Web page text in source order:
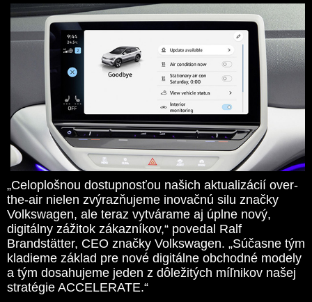
„Celoplošnou dostupnosťou našich aktualizácií over-
the-air nielen zvýrazňujeme inovačnú silu značky
Volkswagen, ale teraz vytvárame aj úplne nový,
digitálny zážitok zákazníkov,“ povedal Ralf
Brandstätter, CEO značky Volkswagen. „Súčasne tým
kladieme základ pre nové digitálne obchodné modely
a tým dosahujeme jeden z dôležitých míľnikov našej
stratégie ACCELERATE.“